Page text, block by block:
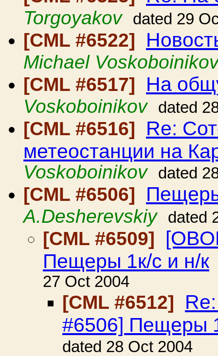
Torgoyakov dated 29
[CML #6522]
Michael
[CML #6517]
На
Voskoboinikov dated
[CML #6516] Re:
метеостанции на
Voskoboinikov
dated
[CML #6506]
A.Desherevskiy dated
[CML #6509]
Пещеры 1к/с и н/к
27 Oct 2004
[CML #6512]
#6506] Пещеры
dated 28 Oct 2004